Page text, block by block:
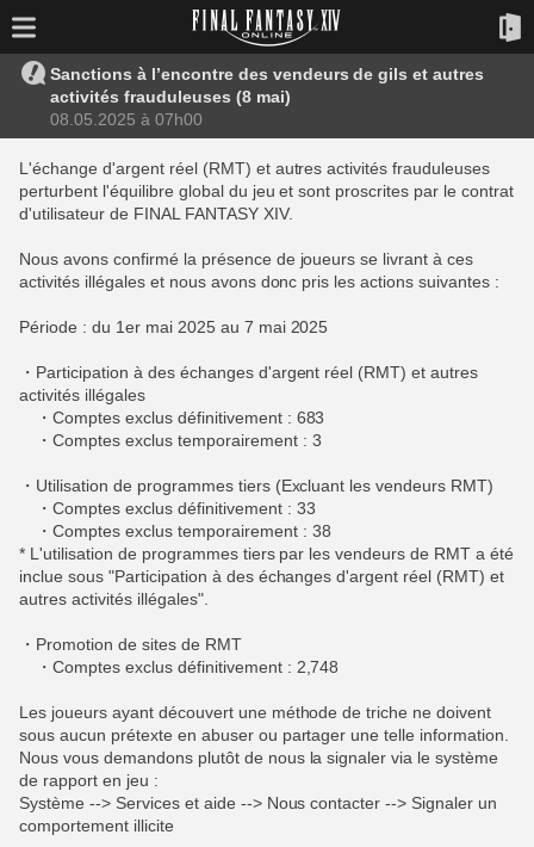
Sanctions à l’encontre des vendeurs de gils et autres
activités frauduleuses (8 mai)
08.05.2025 à 07h00
L'échange d'argent réel (RMT) et autres activités frauduleuses
perturbent l'équilibre global du jeu et sont proscrites par le contrat
d'utilisateur de FINAL FANTASY XIV.
Nous avons confirmé la présence de joueurs se livrant à ces
activités illégales et nous avons donc pris les actions suivantes :
Période : du 1er mai 2025 au 7 mai 2025
・Participation à des échanges d'argent réel (RMT) et autres
activités illégales
・Comptes exclus définitivement : 683
・Comptes exclus temporairement : 3
・Utilisation de programmes tiers (Excluant les vendeurs RMT)
・Comptes exclus définitivement : 33
・Comptes exclus temporairement : 38
* L'utilisation de programmes tiers par les vendeurs de RMT a été
inclue sous "Participation à des échanges d'argent réel (RMT) et
autres activités illégales".
・Promotion de sites de RMT
・Comptes exclus définitivement : 2,748
Les joueurs ayant découvert une méthode de triche ne doivent
sous aucun prétexte en abuser ou partager une telle information.
Nous vous demandons plutôt de nous la signaler via le système
de rapport en jeu :
Système --> Services et aide --> Nous contacter --> Signaler un
comportement illicite